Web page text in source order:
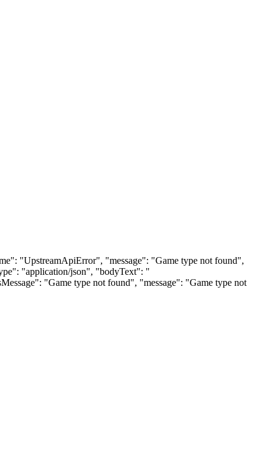
"UpstreamApiError", "message": "Game type not found",
"application/json", "bodyText": "
"Game type not found", "message": "Game type not